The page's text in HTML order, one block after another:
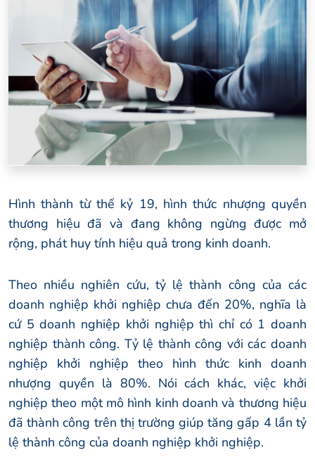
Hình thành từ thế kỷ 19, hình thức nhượng quyền
thương hiệu đã và đang không ngừng được mở
rộng, phát huy tính hiệu quả trong kinh doanh.
Theo nhiều nghiên cứu, tỷ lệ thành công của các
doanh nghiệp khởi nghiệp chưa đến 20%, nghĩa là
cứ 5 doanh nghiệp khởi nghiệp thì chỉ có 1 doanh
nghiệp thành công. Tỷ lệ thành công với các doanh
nghiệp khởi nghiệp theo hình thức kinh doanh
nhượng quyền là 80%. Nói cách khác, việc khởi
nghiệp theo một mô hình kinh doanh và thương hiệu
đã thành công trên thị trường giúp tăng gấp 4 lần tỷ
lệ thành công của doanh nghiệp khởi nghiệp.